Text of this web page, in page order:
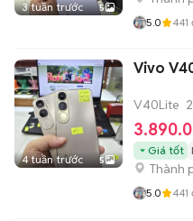
3 tuần trước 5
5.0 441
4 tuần trước 5
Vivo
V40Lite
Giá tốt
Thành
5.0 441